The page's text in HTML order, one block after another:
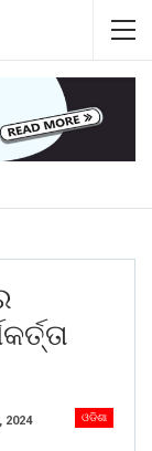
ଓଡିଶା
2024